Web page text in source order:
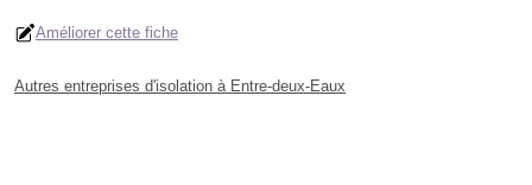
Améliorer cette fiche
Autres entreprises d'isolation à Entre-deux-Eaux